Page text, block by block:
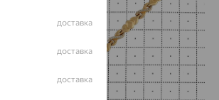
доставка
доставка
доставка